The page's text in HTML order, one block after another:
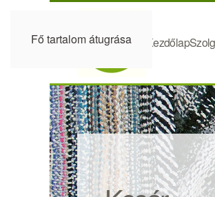
Fő tartalom átugrása Kezdőlap